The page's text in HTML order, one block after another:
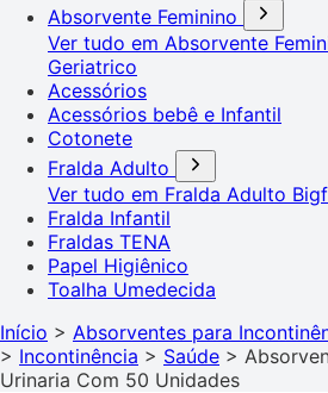
Absorvente Feminino
Ver tudo em Absorvente
Geriatrico
Acessórios
Acessórios bebê e Infantil
Cotonete
Fralda Adulto
Ver tudo em Fralda Adulto
Fralda Infantil
Fraldas TENA
Papel Higiênico
Toalha Umedecida
Início > Absorventes para
> Incontinência > Saúde >
Urinaria Com 50 Unidades